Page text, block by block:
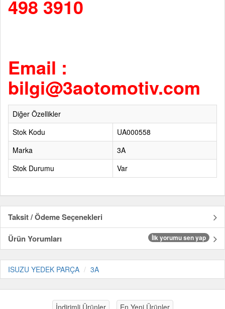
498 3910
Email :
bilgi@3aotomotiv.com
Diğer Özellikler
Stok Kodu
UA000558
Marka
3A
Stok Durumu
Var
Taksit / Ödeme Seçenekleri
Ürün Yorumları
İlk yorumu sen yap
ISUZU YEDEK PARÇA 3A
İndirimli Ürünler En Yeni Ürünler